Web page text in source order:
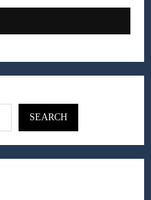
SEARCH